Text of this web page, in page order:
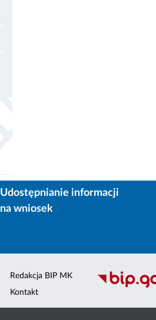
Udostępnianie informacji
na wniosek
Redakcja BIP MK
Kontakt